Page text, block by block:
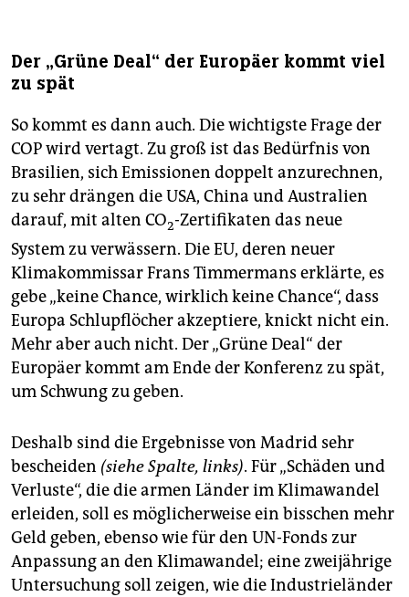
Der „Grüne Deal“ der Europäer kommt viel
zu spät
So kommt es dann auch. Die wichtigste Frage der
COP wird vertagt. Zu groß ist das Bedürfnis von
Brasilien, sich Emissionen doppelt anzurechnen,
zu sehr drängen die USA, China und Australien
darauf, mit alten CO2-Zertifikaten das neue
System zu verwässern. Die EU, deren neuer
Klimakommissar Frans Timmermans erklärte, es
gebe „keine Chance, wirklich keine Chance“, dass
Europa Schlupflöcher akzeptiere, knickt nicht ein.
Mehr aber auch nicht. Der „Grüne Deal“ der
Europäer kommt am Ende der Konferenz zu spät,
um Schwung zu geben.
Deshalb sind die Ergebnisse von Madrid sehr
bescheiden (siehe Spalte, links). Für „Schäden und
Verluste“, die die armen Länder im Klimawandel
erleiden, soll es möglicherweise ein bisschen mehr
Geld geben, ebenso wie für den UN-Fonds zur
Anpassung an den Klimawandel; eine zweijährige
Untersuchung soll zeigen, wie die Industrieländer